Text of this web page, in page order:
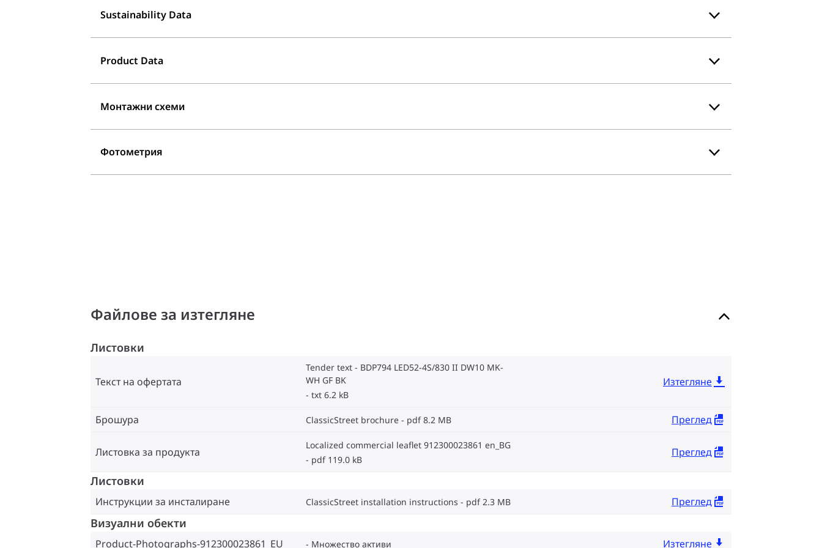
Sustainability Data
Product Data
Монтажни схеми
Фотометрия
Файлове за изтегляне
Листовки
Текст на офертата
Tender text - BDP794 LED52-4S/830 II DW10 MK-
WH GF BK
txt 6.2 kB
Изтегляне
Брошура ClassicStreet brochure pdf 8.2 MB Преглед
Листовка за продукта
Localized commercial leaflet 912300023861 en_BG
pdf 119.0 kB
Преглед
Листовки
Инструкции за инсталиране ClassicStreet installation instructions pdf 2.3 MB Преглед
Визуални обекти
Product-Photographs-912300023861_EU Множество активи Изтегляне